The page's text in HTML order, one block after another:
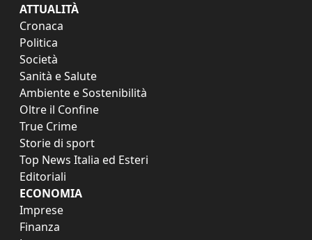
ATTUALITÀ
Cronaca
Politica
Società
Sanità e Salute
Ambiente e Sostenibilità
Oltre il Confine
True Crime
Storie di sport
Top News Italia ed Esteri
Editoriali
ECONOMIA
Imprese
Finanza